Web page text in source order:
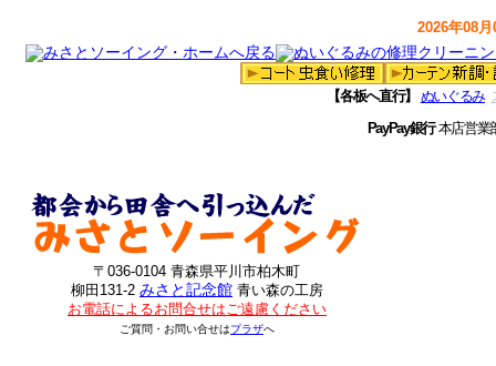
2026年08
【各板へ直行】 ぬいぐるみ
PayPay銀行本店営
〒036-0104 青森県平川市柏木町
柳田131-2 みさと記念館 青い森の工房
お電話によるお問合せはご遠慮ください
ご質問・お問い合せはプラザへ